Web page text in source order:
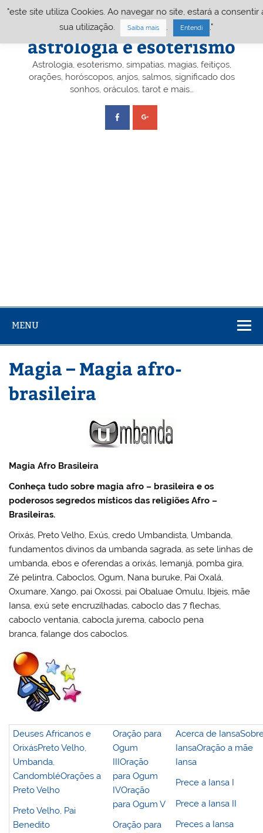
Portal A&E – Portal
astrologia e esoterismo
Astrologia, esoterismo, simpatias, magias, feitiços,
orações, horóscopos, anjos, salmos, significado dos
sonhos, oráculos, tarot e mais…
MENU
Magia – Magia afro-
brasileira
Magia Afro Brasileira
Conheça tudo sobre magia afro – brasileira e os
poderosos segredos místicos das religiões Afro –
Brasileiras.
Orixás, Preto Velho, Exús, credo Umbandista, Umbanda,
fundamentos divinos da umbanda sagrada, as sete linhas de
umbanda, ebos e oferendas a orixás, Iemanjá, pomba gira,
Zé pelintra, Caboclos, Ogum, Nana buruke, Pai Oxalá,
Oxumare, Xango, pai Oxossi, pai Obaluae Omulu, Ibjeis, mãe
Iansa, exú sete encruzilhadas, caboclo das 7 flechas,
caboclo ventania, cabocla jurema, caboclo pena
branca, falange dos caboclos.
Deuses Africanos e
OrixásPreto Velho,
Umbanda,
CandombléOrações a
Preto Velho
Preto Velho, Pai
Benedito
Oração para
Ogum
IIIOração
para Ogum
IVOração
para Ogum V
Oração para
Acerca de Iansa
IansaOração a mãe
Iansa
Prece a Iansa I
Prece a Iansa II
Preces a Iansa
"este site utiliza Cookies. Ao navegar no site, estará a consentir
sua utilização.
Saiba mais Entendi ."